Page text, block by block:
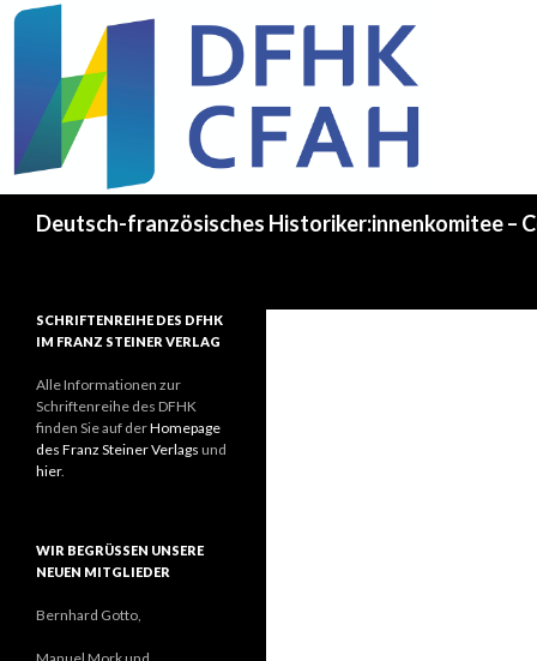
Deutsch-französisches Historiker:innenkomitee –
SCHRIFTENREIHE DES DFHK
IM FRANZ STEINER VERLAG
Alle Informationen zur
Schriftenreihe des DFHK
finden Sie auf derHomepage
des Franz Steiner Verlags und
hier.
WIR BEGRÜSSEN UNSERE N
EUEN MITGLIEDER
Bernhard Gotto,